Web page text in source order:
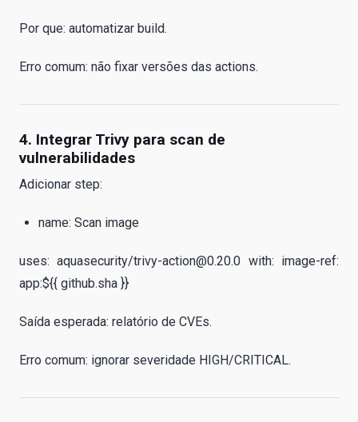
Por que: automatizar build.
Erro comum: não fixar versões das actions.
4. Integrar Trivy para scan de
vulnerabilidades
Adicionar step:
name: Scan image
uses: aquasecurity/trivy-action@0.20.0 with: image-ref:
app:${{ github.sha }}
Saída esperada: relatório de CVEs.
Erro comum: ignorar severidade HIGH/CRITICAL.